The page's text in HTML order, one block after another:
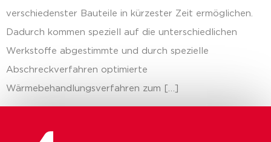
verschiedenster Bauteile in kürzester Zeit ermöglichen.
Dadurch kommen speziell auf die unterschiedlichen
Werkstoffe abgestimmte und durch spezielle
Abschreckverfahren optimierte
Wärmebehandlungsverfahren zum […]